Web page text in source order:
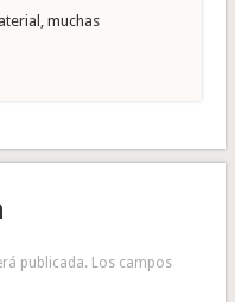
muchas
publicada. Los campos